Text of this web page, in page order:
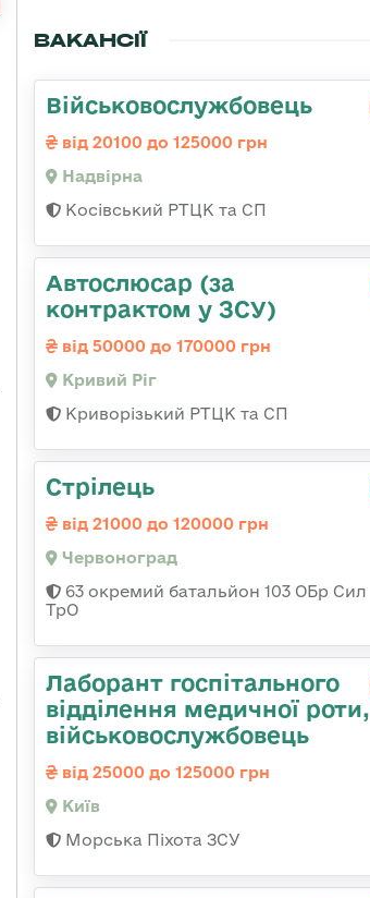
ВАКАНСІЇ
Військовослужбовець
від 20100 до 125000 грн
Надвірна
Косівський РТЦК та СП
Автослюсар (за
контрактом у ЗСУ)
від 50000 до 170000 грн
Кривий Ріг
Криворізький РТЦК та СП
Стрілець
від 21000 до 120000 грн
Червоноград
63 окремий батальйон 103 ОБр Сил
ТрО
Лаборант госпітального
відділення медичної роти,
військовослужбовець
від 25000 до 125000 грн
Київ
Морська Піхота ЗСУ